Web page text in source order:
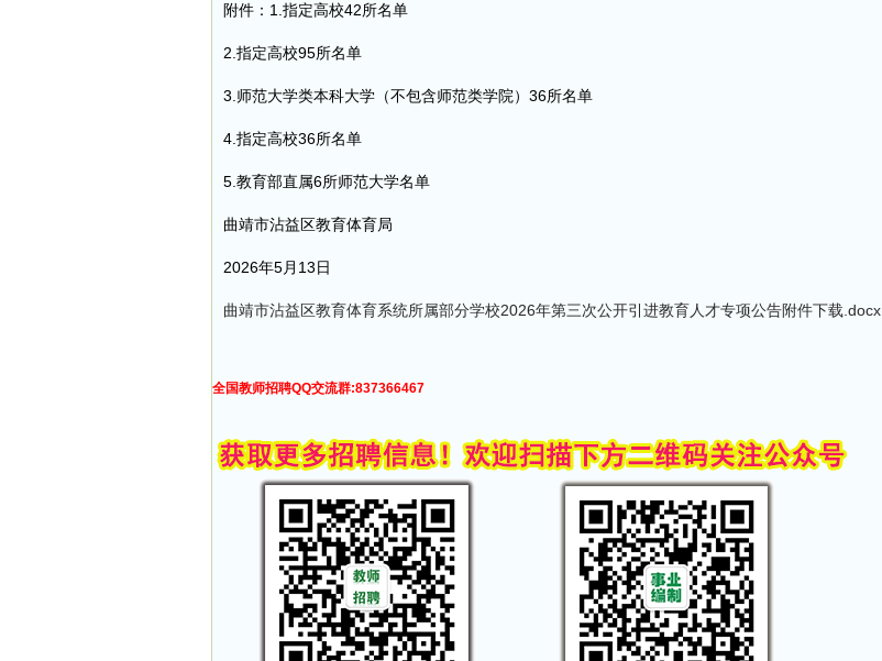
附件：1.指定高校42所名单
2.指定高校95所名单
3.师范大学类本科大学（不包含师范类学院）36所名单
4.指定高校36所名单
5.教育部直属6所师范大学名单
曲靖市沾益区教育体育局
2026年5月13日
曲靖市沾益区教育体育系统所属部分学校2026年第三次公开引进教育人才专项公告附件下载.docx
全国教师招聘QQ交流群:837366467